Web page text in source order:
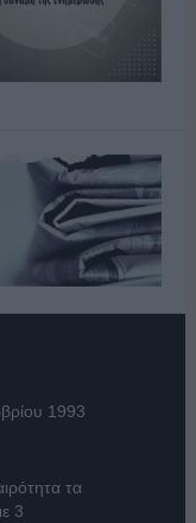
1993
τα
3